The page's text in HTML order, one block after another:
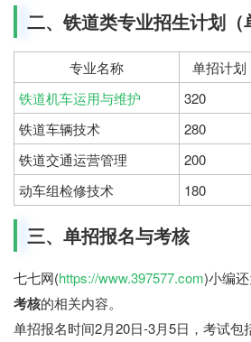
二、铁道类专业招生计划（
专业名称 单招计划
铁道机车运用与维护
320
铁道车辆技术
280
铁道交通运营管理
200
动车组检修技术
180
三、单招报名与考核
七七网(https://www.397577.com)小编
考核的相关内容。
单招报名时间2月20日-3月5日，考试包